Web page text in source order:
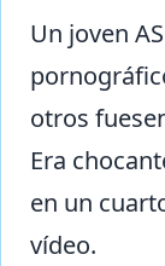
Un joven
otros
Era
en un
vídeo.